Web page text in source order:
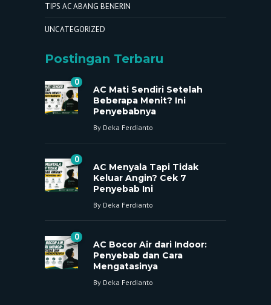
TIPS AC ABANG BENERIN
UNCATEGORIZED
Postingan Terbaru
0
AC Mati Sendiri Setelah
Beberapa Menit? Ini
Penyebabnya
By Deka Ferdianto
0
AC Menyala Tapi Tidak
Keluar Angin? Cek 7
Penyebab Ini
By Deka Ferdianto
0
AC Bocor Air dari Indoor:
Penyebab dan Cara
Mengatasinya
By Deka Ferdianto